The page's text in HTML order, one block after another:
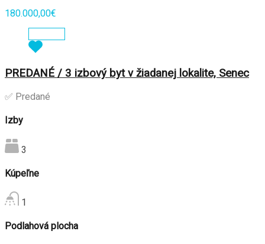
180.000,00€
PREDANÉ / 3 izbový byt v žiadanej lokalite, Senec
✅ Predané
Izby
3
Kúpeľne
1
Podlahová plocha